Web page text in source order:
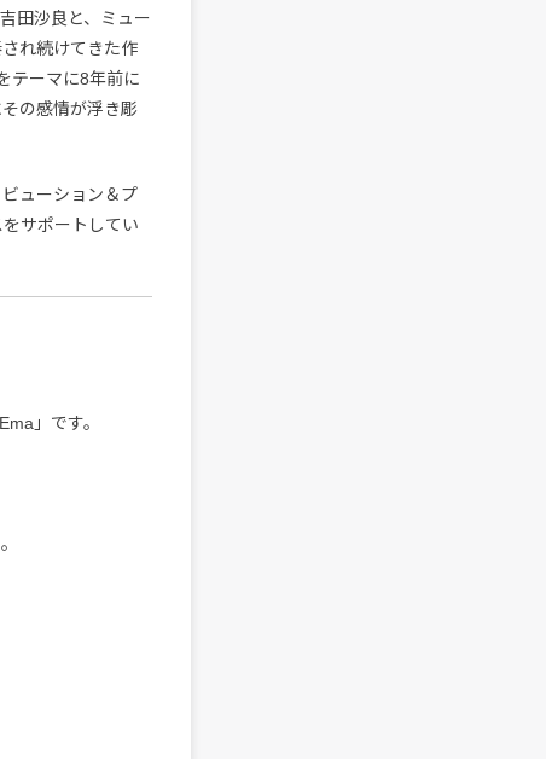
田沙良と、ミュー
れ続けてきた作
テーマに8年前に
の感情が浮き彫
ューション＆プ
サポートしてい
」です。